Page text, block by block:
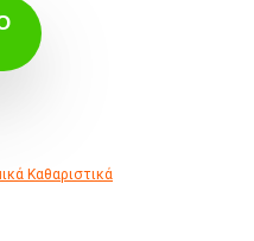
Καθαριστικά